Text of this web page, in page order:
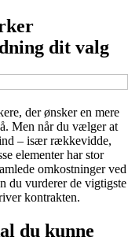
dit valg
der ønsker en mere
Men når du vælger at
– især rækkevidde,
elementer har stor
omkostninger ved
du vurderer de vigtigste
kontrakten.
du kunne